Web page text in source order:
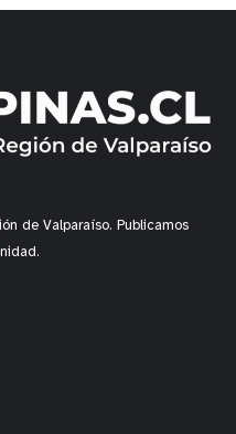
de Valparaíso. Publicamos